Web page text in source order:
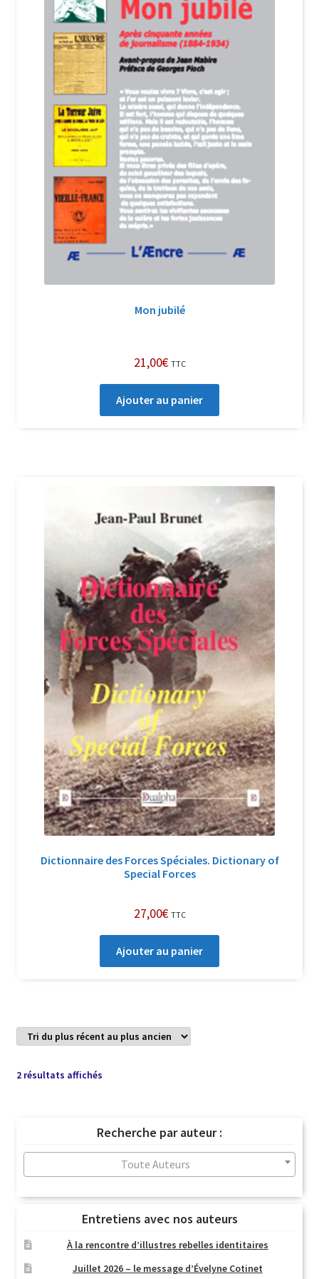
Login Customizer
Newsletter
Nous Contacter
Panier
Politique de confidentialité et cookies
Qui sommes-nous ?
Soutien à Philippe Randa
Suivi de la Commande
Mon jubilé
21,00€ TTC
Ajouter au panier
Dictionnaire des Forces Spéciales. Dictionary of
Special Forces
27,00€ TTC
Ajouter au panier
2 résultats affichésTrié
au
plus
ancien
Recherche par auteur :
Toute Auteurs
Entretiens avec nos auteurs
À la rencontre d’illustres rebelles identitaires
Juillet 2026 – le message d’Évelyne Cotinet